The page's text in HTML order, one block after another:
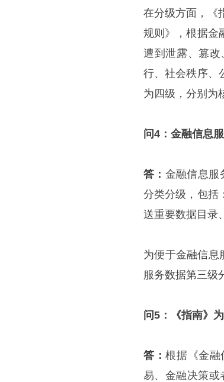
在分级方面，《
规则》，根据金
遭到泄露、篡
行、社会秩序、
为四级，分别为
问4：金融信息
答： 金融信息服
分类分级，包括
送重要数据目录
为便于金融信息
服务数据第三级
问5：《指南》
答：根据《金融
易、金融决策或